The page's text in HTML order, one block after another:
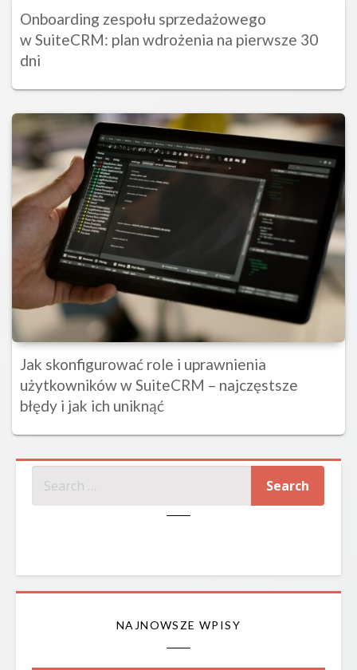
Onboarding zespołu sprzedażowego
w SuiteCRM: plan wdrożenia na pierwsze 30
dni
Jak skonfigurować role i uprawnienia
użytkowników w SuiteCRM – najczęstsze
błędy i jak ich uniknąć
NAJNOWSZE WPISY